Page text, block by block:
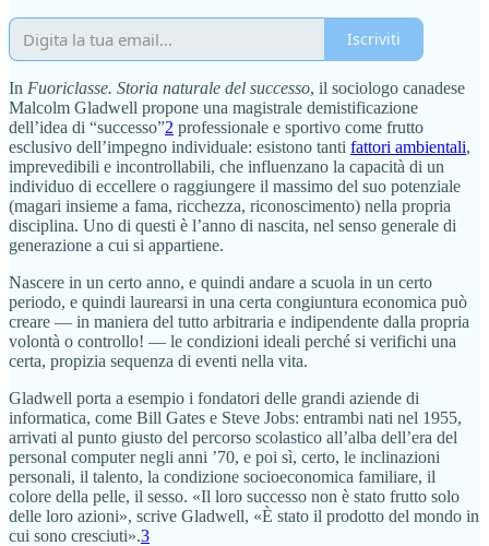
Iscriviti
In Fuoriclasse. Storia naturale del successo, il sociologo canadese
Malcolm Gladwell propone una magistrale demistificazione
dell’idea di “successo”2 professionale e sportivo come frutto
esclusivo dell’impegno individuale: esistono tanti fattori ambientali,
imprevedibili e incontrollabili, che influenzano la capacità di un
individuo di eccellere o raggiungere il massimo del suo potenziale
(magari insieme a fama, ricchezza, riconoscimento) nella propria
disciplina. Uno di questi è l’anno di nascita, nel senso generale di
generazione a cui si appartiene.
Nascere in un certo anno, e quindi andare a scuola in un certo
periodo, e quindi laurearsi in una certa congiuntura economica può
creare — in maniera del tutto arbitraria e indipendente dalla propria
volontà o controllo! — le condizioni ideali perché si verifichi una
certa, propizia sequenza di eventi nella vita.
Gladwell porta a esempio i fondatori delle grandi aziende di
informatica, come Bill Gates e Steve Jobs: entrambi nati nel 1955,
arrivati al punto giusto del percorso scolastico all’alba dell’era del
personal computer negli anni ’70, e poi sì, certo, le inclinazioni
personali, il talento, la condizione socioeconomica familiare, il
colore della pelle, il sesso. «Il loro successo non è stato frutto solo
delle loro azioni», scrive Gladwell, «È stato il prodotto del mondo in
cui sono cresciuti».3